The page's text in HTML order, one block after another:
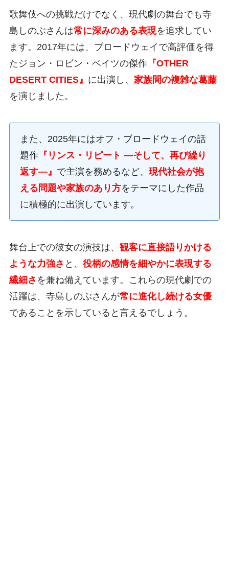
歌舞伎への挑戦だけでなく、現代劇の舞台でも寺
島しのぶさんは常に深みのある表現を追求してい
ます。2017年には、ブロードウェイで高評価を得
たジョン・ロビン・ベイツの傑作『OTHER
DESERT CITIES』 に出演し、 家族間の複雑な葛藤
を演じました。
また、2025年にはオフ・ブロードウェイの話
題作『リンス・リピート ―そして、再び繰り
返す―』 で主演を務めるなど、 現代社会が抱
える問題や家族のあり方をテーマにした作品
に積極的に出演しています。
舞台上での彼女の演技は、 観客に直接語りかける
ような力強さ と、 役柄の感情を細やかに表現する
繊細さ を兼ね備えています。これらの現代劇での
活躍は、寺島しのぶさんが常に進化し続ける女優
であることを示していると言えるでしょう。